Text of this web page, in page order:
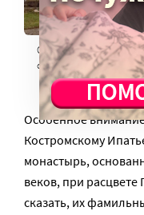
Свято-Троицкий
современный вид. Фото:
Особенное
Костромскому
монастырь,
веков, при расцвете
сказать, их